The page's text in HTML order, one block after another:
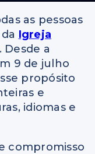
as pessoas
Igreja
. Desde a
9 de julho
propósito
e
idiomas e
compromisso